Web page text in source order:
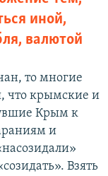
иной,
валютой
то многие
что крымские и
Крым к
и
Взять